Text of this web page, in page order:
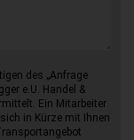
des „Anfrage
e.U. Handel &
Ein Mitarbeiter
in Kürze mit Ihnen